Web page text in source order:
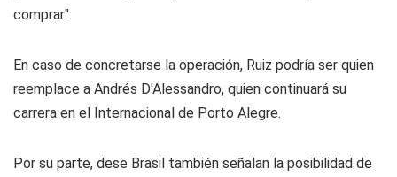
comprar".
En caso de concretarse la operación, Ruiz podría ser quien
reemplace a Andrés D'Alessandro, quien continuará su
carrera en el Internacional de Porto Alegre.
Por su parte, dese Brasil también señalan la posibilidad de